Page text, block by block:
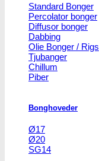
Standard Bonger
Percolator bonger
Diffusor bonger
Dabbing
Olie Bonger / Rigs
Tjubanger
Chillum
Piber
Bonghoveder
Ø17
Ø20
SG14